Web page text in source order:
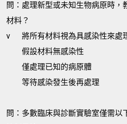
問：處理新型或未知生物病原時，
材料？
v
將所有材料視為具感染性來處
假設材料無感染性
僅處理已知的病原體
等待感染發生後再處理
問：多數臨床與診斷實驗室僅需以